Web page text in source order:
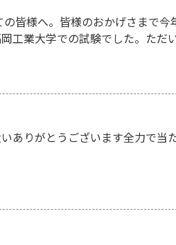
皆様へ。皆様のおかげさまで今
工業大学での試験でした。ただ
ありがとうございます全力で当